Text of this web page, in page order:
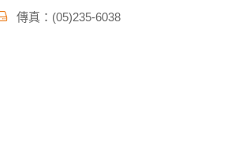
傳真：(05)235-6038